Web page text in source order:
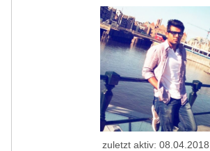
zuletzt aktiv: 08.04.2018